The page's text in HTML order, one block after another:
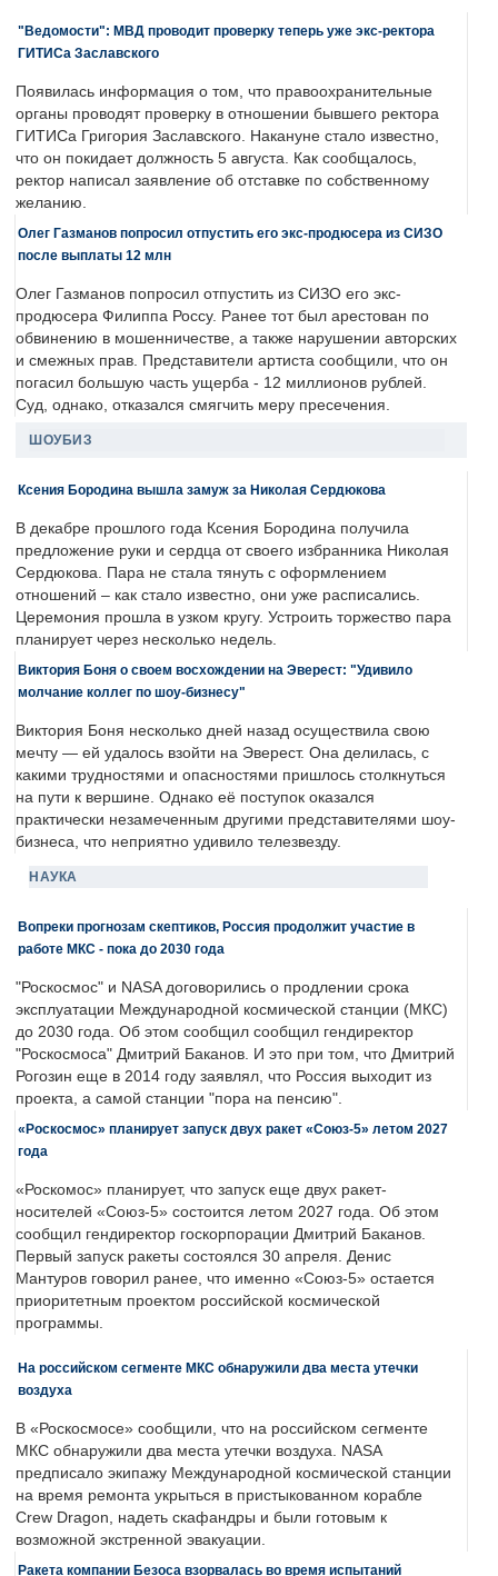
"Ведомости": МВД проводит проверку теперь уже экс-ректора
ГИТИСа Заславского
Появилась информация о том, что правоохранительные
органы проводят проверку в отношении бывшего ректора
ГИТИСа Григория Заславского. Накануне стало известно,
что он покидает должность 5 августа. Как сообщалось,
ректор написал заявление об отставке по собственному
желанию.
Олег Газманов попросил отпустить его экс-продюсера из СИЗО
после выплаты 12 млн
Олег Газманов попросил отпустить из СИЗО его экс-
продюсера Филиппа Россу. Ранее тот был арестован по
обвинению в мошенничестве, а также нарушении авторских
и смежных прав. Представители артиста сообщили, что он
погасил большую часть ущерба - 12 миллионов рублей.
Суд, однако, отказался смягчить меру пресечения.
ШОУБИЗ
Ксения Бородина вышла замуж за Николая Сердюкова
В декабре прошлого года Ксения Бородина получила
предложение руки и сердца от своего избранника Николая
Сердюкова. Пара не стала тянуть с оформлением
отношений – как стало известно, они уже расписались.
Церемония прошла в узком кругу. Устроить торжество пара
планирует через несколько недель.
Виктория Боня о своем восхождении на Эверест: "Удивило
молчание коллег по шоу-бизнесу"
Виктория Боня несколько дней назад осуществила свою
мечту — ей удалось взойти на Эверест. Она делилась, с
какими трудностями и опасностями пришлось столкнуться
на пути к вершине. Однако её поступок оказался
практически незамеченным другими представителями шоу-
бизнеса, что неприятно удивило телезвезду.
НАУКА
Вопреки прогнозам скептиков, Россия продолжит участие в
работе МКС - пока до 2030 года
"Роскосмос" и NASA договорились о продлении срока
эксплуатации Международной космической станции (МКС)
до 2030 года. Об этом сообщил сообщил гендиректор
"Роскосмоса" Дмитрий Баканов. И это при том, что Дмитрий
Рогозин еще в 2014 году заявлял, что Россия выходит из
проекта, а самой станции "пора на пенсию".
«Роскосмос» планирует запуск двух ракет «Союз-5» летом 2027
года
«Роскомос» планирует, что запуск еще двух ракет-
носителей «Союз-5» состоится летом 2027 года. Об этом
сообщил гендиректор госкорпорации Дмитрий Баканов.
Первый запуск ракеты состоялся 30 апреля. Денис
Мантуров говорил ранее, что именно «Союз-5» остается
приоритетным проектом российской космической
программы.
На российском сегменте МКС обнаружили два места утечки
воздуха
В «Роскосмосе» сообщили, что на российском сегменте
МКС обнаружили два места утечки воздуха. NASA
предписало экипажу Международной космической станции
на время ремонта укрыться в пристыкованном корабле
Crew Dragon, надеть скафандры и были готовым к
возможной экстренной эвакуации.
Ракета компании Безоса взорвалась во время испытаний